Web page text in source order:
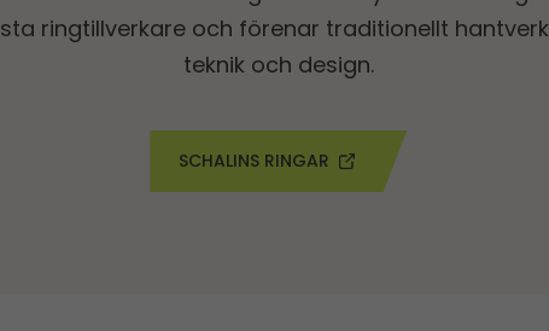
ringtillverkare och förenar traditionellt
teknik och design.
SCHALINS RINGAR